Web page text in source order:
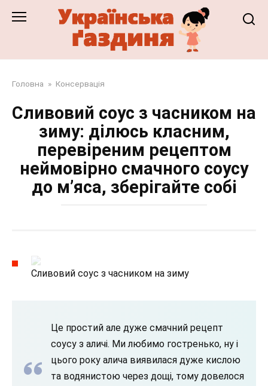
Головна » Консервація
Сливовий соус з часником на
зиму: ділюсь класним,
перевіреним рецептом
неймовірно смачного соусу
до м’яса, зберігайте собі
Сливовий соус з часником на зиму
Це простий але дуже смачний рецепт
соусу з аличі. Ми любимо гостренько, ну і
цього року алича виявилася дуже кислою
та водянистою через дощі, тому довелося